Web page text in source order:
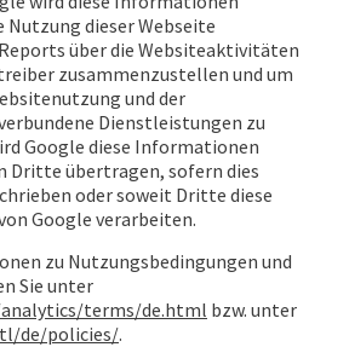
Nutzung dieser Webseite
über die Websiteaktivitäten
zusammenzustellen und um
und der
Dienstleistungen zu
Google diese Informationen
Dritte übertragen, sofern dies
oder soweit Dritte diese
Google verarbeiten.
zu Nutzungsbedingungen und
Sie unter
terms/de.html bzw. unter
de/policies/.